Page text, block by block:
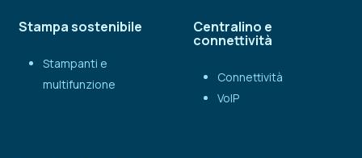
Stampa sostenibile
Stampanti e
multifunzione
Centralino e
connettività
Connettività
VoIP